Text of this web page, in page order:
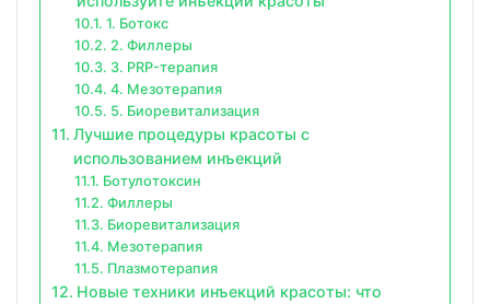
1. Ботокс
2. Филлеры
3. PRP-терапия
4. Мезотерапия
5. Биоревитализация
Лучшие процедуры красоты с
использованием инъекций
Ботулотоксин
Филлеры
Биоревитализация
Мезотерапия
Плазмотерапия
Новые техники инъекций красоты: что